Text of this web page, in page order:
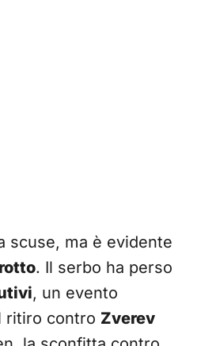
scuse, ma è evidente
. Il serbo ha perso
, un evento
ritiro contro Zverev